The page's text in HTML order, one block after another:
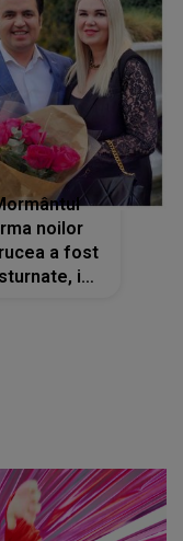
noilor
a fost
iar